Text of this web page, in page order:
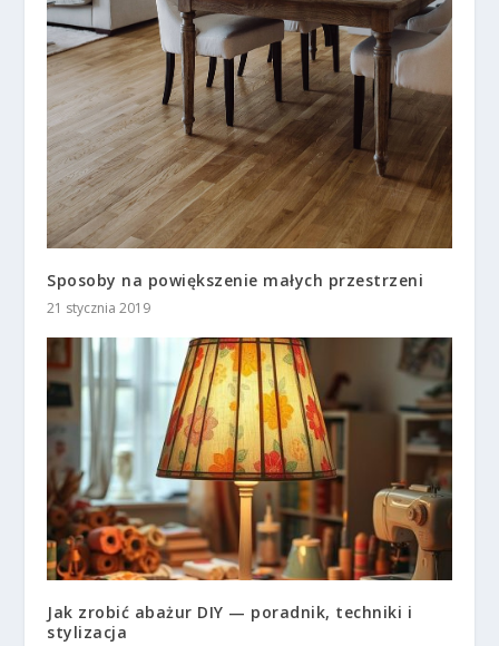
Sposoby na powiększenie małych przestrzeni
21 stycznia 2019
Jak zrobić abażur DIY — poradnik, techniki i
stylizacja